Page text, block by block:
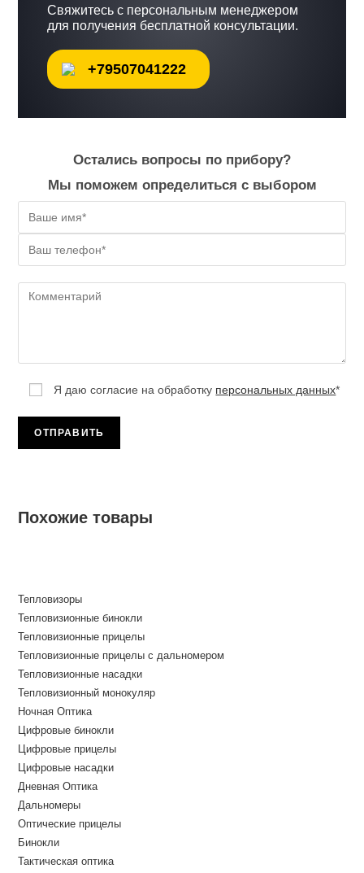
Свяжитесь с персональным менеджером
для получения бесплатной консультации.
+79507041222
Остались вопросы по прибору?
Мы поможем определиться с выбором
Я даю согласие на обработку персональных данных*
Похожие товары
Тепловизоры
Тепловизионные бинокли
Тепловизионные прицелы
Тепловизионные прицелы с дальномером
Тепловизионные насадки
Тепловизионный монокуляр
Ночная Оптика
Цифровые бинокли
Цифровые прицелы
Цифровые насадки
Дневная Оптика
Дальномеры
Оптические прицелы
Бинокли
Тактическая оптика